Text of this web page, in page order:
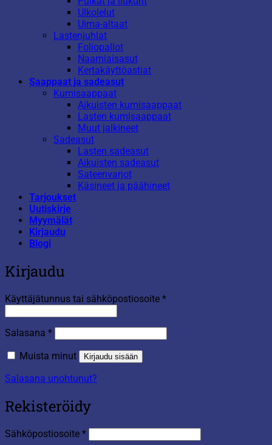
Ulkolelut
Uima-altaat
Lastenjuhlat
Foliopallot
Naamiaisasut
Kertakäyttöastiat
Saappaat ja sadeasut
Kumisaappaat
Aikuisten kumisaappaat
Lasten kumisaappaat
Muut jalkineet
Sadeasut
Lasten sadeasut
Aikuisten sadeasut
Sateenvarjot
Käsineet ja päähineet
Tarjoukset
Uutiskirje
Myymälät
Kirjaudu
Blogi
Kirjaudu
Käyttäjätunnus tai sähköpostiosoite *Vaaditaan
Salasana *Vaaditaan
Muista minut Kirjaudu sisään
Salasana unohtunut?
Rekisteröidy
Sähköpostiosoite *Vaaditaan